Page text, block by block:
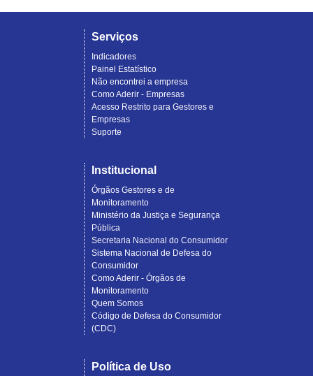
Serviços
Indicadores
Painel Estatístico
Não encontrei a empresa
Como Aderir - Empresas
Acesso Restrito para Gestores e
Empresas
Suporte
Institucional
Órgãos Gestores e de
Monitoramento
Ministério da Justiça e Segurança
Pública
Secretaria Nacional do Consumidor
Sistema Nacional de Defesa do
Consumidor
Como Aderir - Órgãos de
Monitoramento
Quem Somos
Código de Defesa do Consumidor
(CDC)
Política de Uso